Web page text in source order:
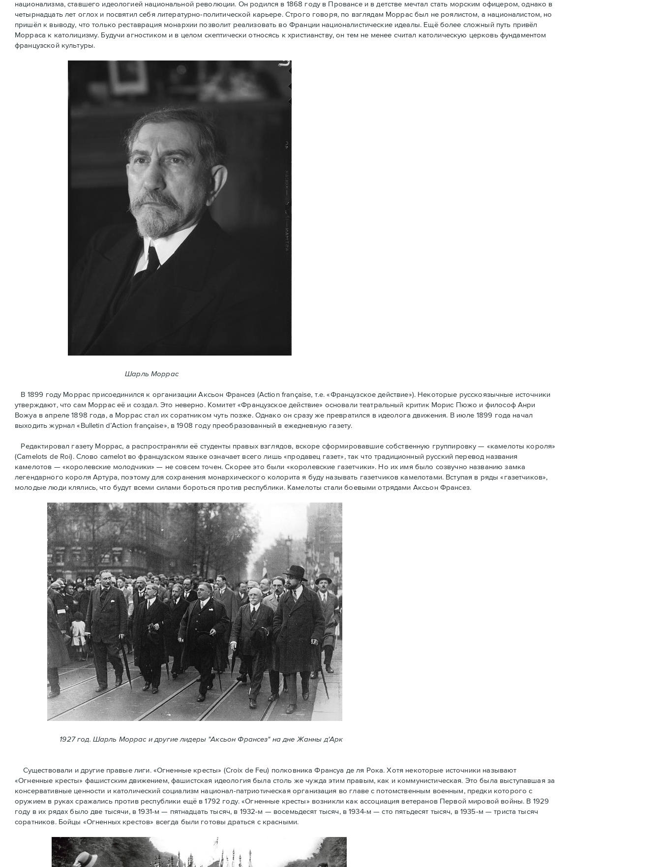
национализма, ставшего идеологией национальной революции. Он родился в 1868 году в Провансе и в детстве мечтал стать морским офицером, однако в
четырнадцать лет оглох и посвятил себя литературно-политической карьере. Строго говоря, по взглядам Моррас был не роялистом, а националистом, но
пришёл к выводу, что только реставрация монархии позволит реализовать во Франции националистические идеалы. Ещё более сложный путь привёл
Морраса к католицизму. Будучи агностиком и в целом скептически относясь к христианству, он тем не менее считал католическую церковь фундаментом
французской культуры.
Шарль Моррас
В 1899 году Моррас присоединился к организации Аксьон Франсез (Action française, т.е. «Французское действие»). Некоторые русскоязычные источники
утверждают, что сам Моррас её и создал. Это неверно. Комитет «Французское действие» основали театральный критик Морис Пюжо и философ Анри
Вожуа в апреле 1898 года, а Моррас стал их соратником чуть позже. Однако он сразу же превратился в идеолога движения. В июле 1899 года начал
выходить журнал «Bulletin d’Action française», в 1908 году преобразованный в ежедневную газету.
Редактировал газету Моррас, а распространяли её студенты правых взглядов, вскоре сформировавшие собственную группировку — «камелоты короля»
(Camelots de Roi). Слово camelot во французском языке означает всего лишь «продавец газет», так что традиционный русский перевод названия
камелотов — «королевские молодчики» — не совсем точен. Скорее это были «королевские газетчики». Но их имя было созвучно названию замка
легендарного короля Артура, поэтому для сохранения монархического колорита я буду называть газетчиков камелотами. Вступая в ряды «газетчиков»,
молодые люди клялись, что будут всеми силами бороться против республики. Камелоты стали боевыми отрядами Аксьон Франсез.
1927 год. Шарль Моррас и другие лидеры "Аксьон Франсез" на дне Жанны д'Арк
Существовали и другие правые лиги. «Огненные кресты» (Croix de Feu) полковника Франсуа де ля Рока. Хотя некоторые источники называют
«Огненные крeсты» фашистским движением, фашистская идеология была столь же чужда этим правым, как и коммунистическая. Это была выступавшая за
консервативные ценности и католический социализм национал-патриотическая организация во главе с потомственным военным, предки которого с
оружием в руках сражались против республики ещё в 1792 году. «Огненные кресты» возникли как ассоциация ветеранов Первой мировой войны. В 1929
году в их рядах было две тысячи, в 1931-м — пятнадцать тысяч, в 1932-м — восемьдесят тысяч, в 1934-м — сто пятьдесят тысяч, в 1935-м — триста тысяч
соратников. Бойцы «Огненных крестов» всегда были готовы драться с красными.